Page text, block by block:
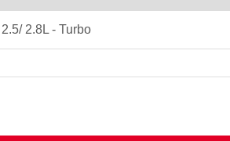
2.8L - Turbo